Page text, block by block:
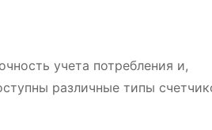
учета потребления и,
различные типы